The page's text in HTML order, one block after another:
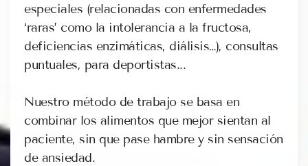
especiales (relacionadas con enfermedades
‘raras’ como la intolerancia a la fructosa,
deficiencias enzimáticas, diálisis…), consultas
puntuales, para deportistas...
Nuestro método de trabajo se basa en
combinar los alimentos que mejor sientan al
paciente, sin que pase hambre y sin sensación
de ansiedad.